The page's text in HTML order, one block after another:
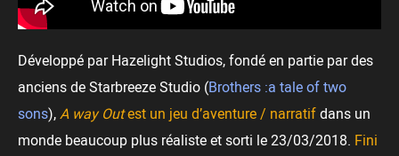
Développé par Hazelight Studios, fondé en partie par des
anciens de Starbreeze Studio (Brothers :a tale of two
sons),A way Outest un jeu d’aventure / narratifdans un
monde beaucoup plus réaliste et sorti le 23/03/2018. Fini